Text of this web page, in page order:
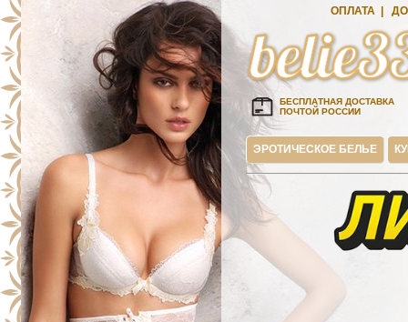
ОПЛАТА
БЕСПЛАТНАЯ ДОСТАВКА
ПОЧТОЙ РОССИИ
ЭРОТИЧЕСКОЕ БЕЛЬЕ